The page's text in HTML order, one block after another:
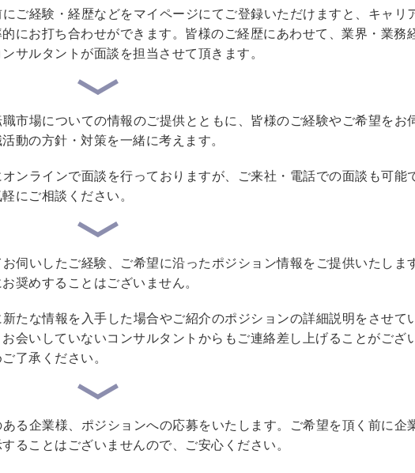
にご経験・経歴などをマイページにてご登録いただけますと、キャリ
的にお打ち合わせができます。皆様のご経歴にあわせて、業界・業務
サルタントが面談を担当させて頂きます。
職市場についての情報のご提供とともに、皆様のご経験やご希望をお
動の方針・対策を一緒に考えます。
オンラインで面談を行っておりますが、ご来社・電話での面談も可能
にご相談ください。
お伺いしたご経験、ご希望に沿ったポジション情報をご提供いたしま
奨めすることはございません。
新たな情報を入手した場合やご紹介のポジションの詳細説明をさせて
会いしていないコンサルタントからもご連絡差し上げることがござ
了承ください。
ある企業様、ポジションへの応募をいたします。ご希望を頂く前に企
ることはございませんので、ご安心ください。